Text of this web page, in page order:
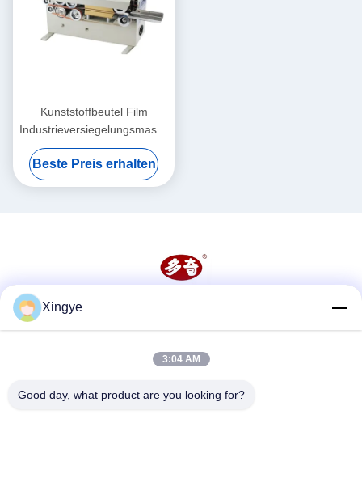
Kunststoffbeutel Film
Industrieversiegelungsmaschine
6mm kontinuierliche
Wärmesiegelungsmaschine
Beste Preis erhalten
Xingye
3:04 AM
Good day, what product are you looking for?